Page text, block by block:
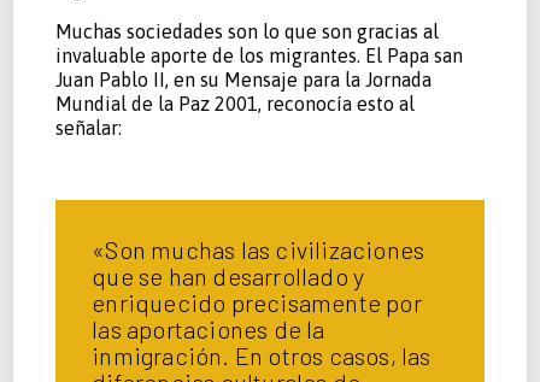
Muchas sociedades son lo que son gracias al
invaluable aporte de los migrantes. El Papa san
Juan Pablo II, en su Mensaje para la Jornada
Mundial de la Paz 2001, reconocía esto al
señalar:
«Son muchas las civilizaciones
que se han desarrollado y
enriquecido precisamente por
las aportaciones de la
inmigración. En otros casos, las